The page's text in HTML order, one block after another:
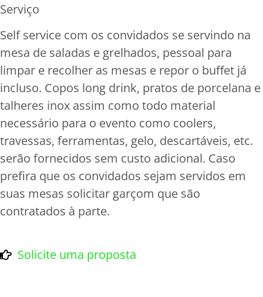
Serviço
Self service com os convidados se servindo na
mesa de saladas e grelhados, pessoal para
limpar e recolher as mesas e repor o buffet já
incluso. Copos long drink, pratos de porcelana e
talheres inox assim como todo material
necessário para o evento como coolers,
travessas, ferramentas, gelo, descartáveis, etc.
serão fornecidos sem custo adicional. Caso
prefira que os convidados sejam servidos em
suas mesas solicitar garçom que são
contratados à parte.
Solicite uma proposta